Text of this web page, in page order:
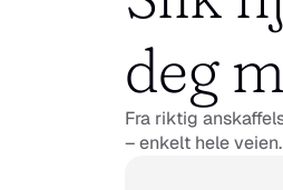
deg
Fra riktig
– enkelt hele veien.